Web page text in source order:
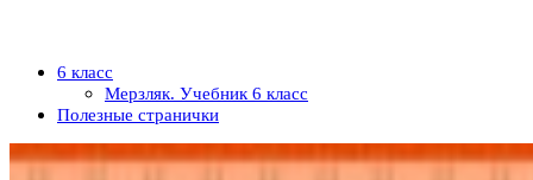
6 класс
Мерзляк. Учебник 6 класс
Полезные странички